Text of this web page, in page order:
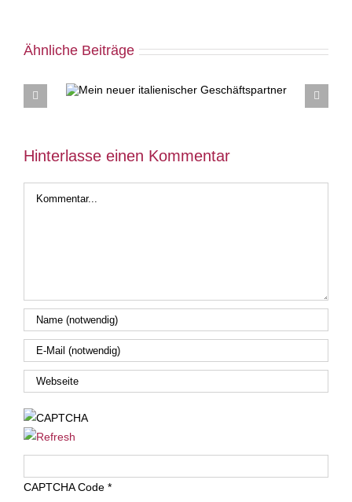
Ähnliche Beiträge
Hinterlasse einen Kommentar
CAPTCHA Code *